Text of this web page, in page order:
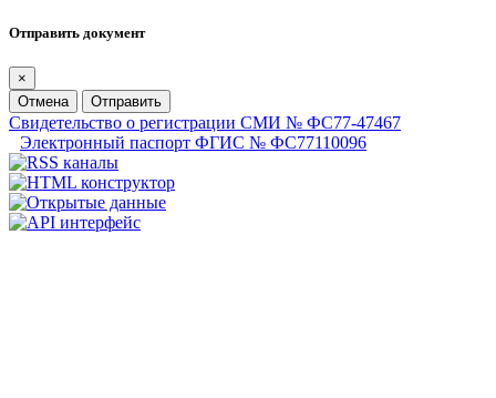
Отправить документ
×
Отмена
Отправить
Свидетельство о регистрации СМИ № ФС77-47467
Электронный паспорт ФГИС № ФС77110096